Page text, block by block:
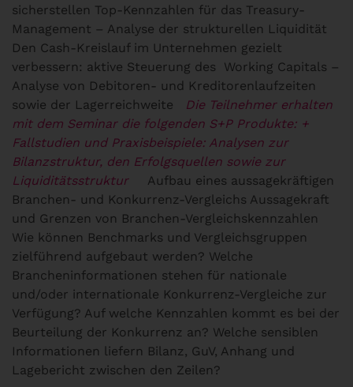
sicherstellen Top-Kennzahlen für das Treasury-
Management – Analyse der strukturellen Liquidität
Den Cash-Kreislauf im Unternehmen gezielt
verbessern: aktive Steuerung des Working Capitals –
Analyse von Debitoren- und Kreditorenlaufzeiten
sowie der Lagerreichweite
Die Teilnehmer erhalten
mit dem Seminar die folgenden S+P Produkte: +
Fallstudien und Praxisbeispiele: Analysen zur
Bilanzstruktur, den Erfolgsquellen sowie zur
Liquiditätsstruktur
Aufbau eines aussagekräftigen
Branchen- und Konkurrenz-Vergleichs Aussagekraft
und Grenzen von Branchen-Vergleichskennzahlen
Wie können Benchmarks und Vergleichsgruppen
zielführend aufgebaut werden? Welche
Brancheninformationen stehen für nationale
und/oder internationale Konkurrenz-Vergleiche zur
Verfügung? Auf welche Kennzahlen kommt es bei der
Beurteilung der Konkurrenz an? Welche sensiblen
Informationen liefern Bilanz, GuV, Anhang und
Lagebericht zwischen den Zeilen?